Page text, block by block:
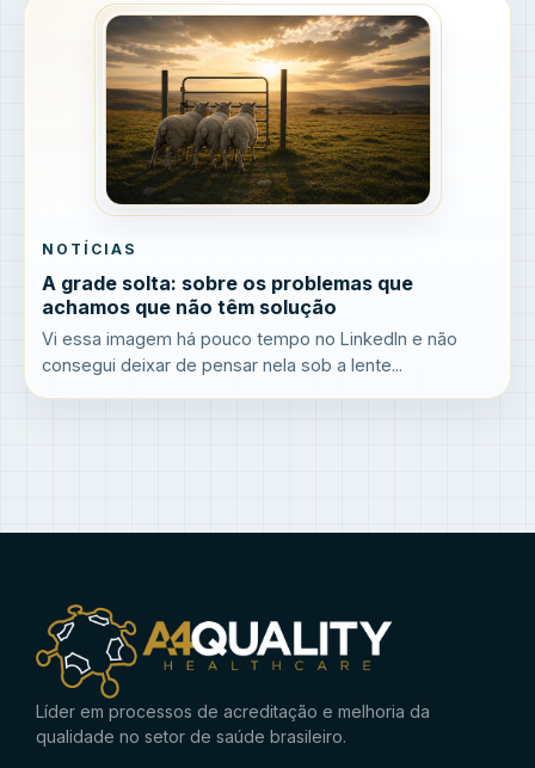
NOTÍCIAS
A grade solta: sobre os problemas que
achamos que não têm solução
Vi essa imagem há pouco tempo no LinkedIn e não
consegui deixar de pensar nela sob a lente...
Líder em processos de acreditação e melhoria da
qualidade no setor de saúde brasileiro.